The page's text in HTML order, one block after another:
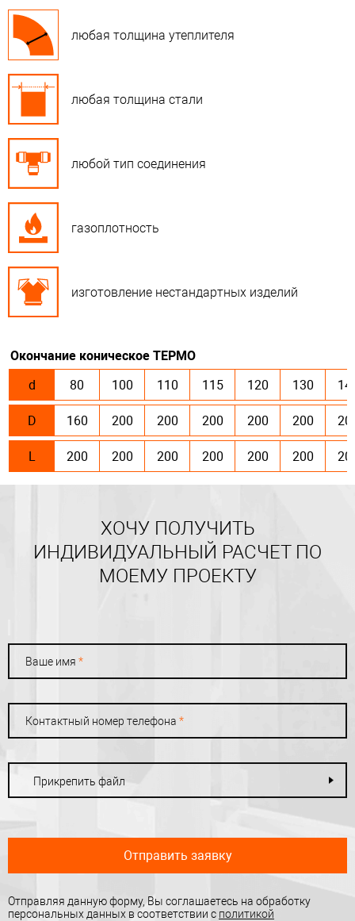
любая толщина утеплителя
любая толщина стали
любой тип соединения
газоплотность
изготовление нестандартных изделий
Окончание коническое ТЕРМО
d
80 100 110 115 120 130
D 160 200 200 200 200 200
L 200 200 200 200 200 200
ХОЧУ ПОЛУЧИТЬ
ИНДИВИДУАЛЬНЫЙ РАСЧЕТ ПО
МОЕМУ ПРОЕКТУ
Ваше имя *
Контактный номер телефона *
Прикрепить файл
Отправить заявку
Отправляя данную форму, Вы соглашаетесь на обработку
персональных данных в соответствии с политикой